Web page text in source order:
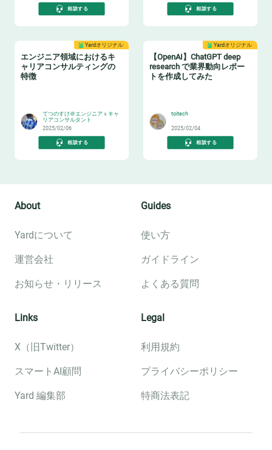
相談する 相談する
Yardオリジナル
エンジニア領域におけるキ
ャリアコンサルティングの
特徴
てつのすけ＠エンジニアｘキャ
リアコンサルタント
2025/02/06
相談する
Yardオリジナル
【OpenAI】ChatGPT deep
research で業界動向レポー
トを作成してみた
toitech
2025/02/04
相談する
About
Yardについて
運営会社
お知らせ・リリース
Guides
使い方
ガイドライン
よくある質問
Links
X（旧Twitter）
スマートAI顧問
Yard 編集部
Legal
利用規約
プライバシーポリシー
特商法表記